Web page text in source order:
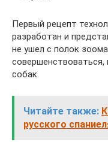
Первый рецепт
разработан и
не ушел с полок
совершенствоваться,
собак.
Читайте также:
русского